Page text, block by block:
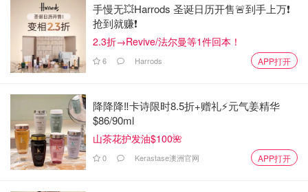
手慢无💥Harrods 圣诞日历开售🚨到手上万❗️
抢到就赚❗️
2.3折→Revive/法尔曼等1件回本！
6 Harrods APP打开
降降降‼️卡诗限时8.5折+赠礼⚡元气姜精华
$86/90ml
山茶花护发油$100🌺
0 Kerastase澳洲官网 APP打开